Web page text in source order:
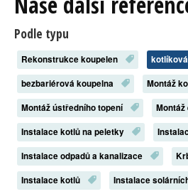
Podle typu
Rekonstrukce koupelen
bezbariérová koupelna
Montáž
Montáž ústředního topení
Instalace kotlů na peletky
Instalace odpadů a kanalizace
Instalace kotlů
Instalace